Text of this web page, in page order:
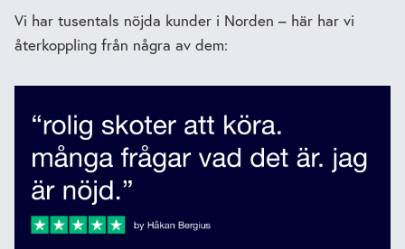
Vi har tusentals nöjda kunder i Norden – här har vi
återkoppling från några av dem: